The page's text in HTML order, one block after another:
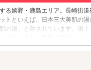
る嬉野・鹿島エリア。長崎街
トといえば、日本三大美肌の湯
の湯」と称されています。湯
ます。また、鹿島の観光・デ
ぶ日本三大稲荷のひとつ。衣
はSNS映えもばっちり。記念に
アのラブホテルは「嬉野イン